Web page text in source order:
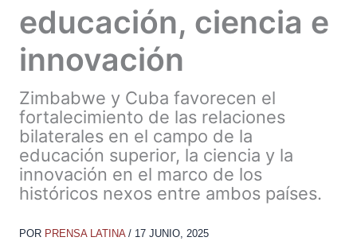
educación, ciencia e
innovación
Zimbabwe y Cuba favorecen el
fortalecimiento de las relaciones
bilaterales en el campo de la
educación superior, la ciencia y la
innovación en el marco de los
históricos nexos entre ambos países.
POR PRENSA LATINA / 17 JUNIO, 2025